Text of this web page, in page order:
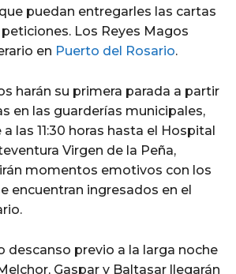
puedan entregarles las cartas
Los Reyes Magos
en Puerto del Rosario.
harán su primera parada a partir
en las guarderías municipales,
las 11:30 horas hasta el Hospital
Virgen de la Peña,
momentos emotivos con los
encuentran ingresados en el
descanso previo a la larga noche
Gaspar y Baltasar llegarán